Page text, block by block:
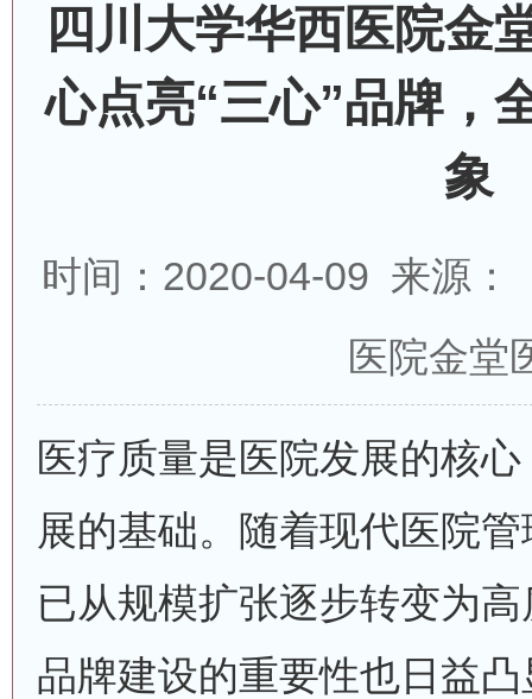
四川大学华西医院金
心点亮“三心”品牌，
象
时间：2020-04-09 来源：
医院金堂
医疗质量是医院发展的核
展的基础。随着现代医院
已从规模扩张逐步转变为
品牌建设的重要性也日益